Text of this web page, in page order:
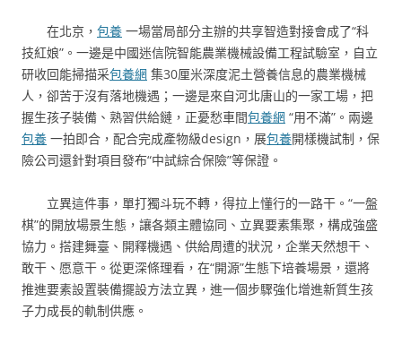
在北京， 包養 一場當局部分主辦的共享智造對接會成了“科
技紅娘”。一邊是中國迷信院智能農業機械設備工程試驗室，自立
研收回能掃描采包養網 集30厘米深度泥土營養信息的農業機械
人，卻苦于沒有落地機遇；一邊是來自河北唐山的一家工場，把
握生孩子裝備、熟習供給鏈，正憂愁車間包養網 “用不滿”。兩邊
包養 一拍即合，配合完成產物級design，展包養開樣機試制，保
險公司還針對項目發布“中試綜合保險”等保證。
立異這件事，單打獨斗玩不轉，得拉上懂行的一路干。“一盤
棋”的開放場景生態，讓各類主體協同、立異要素集聚，構成強盛
協力。搭建舞臺、開釋機遇、供給周遭的狀況，企業天然想干、
敢干、愿意干。從更深條理看，在“開源”生態下培養場景，還將
推進要素設置裝備擺設方法立異，進一個步驟強化增進新質生孩
子力成長的軌制供應。